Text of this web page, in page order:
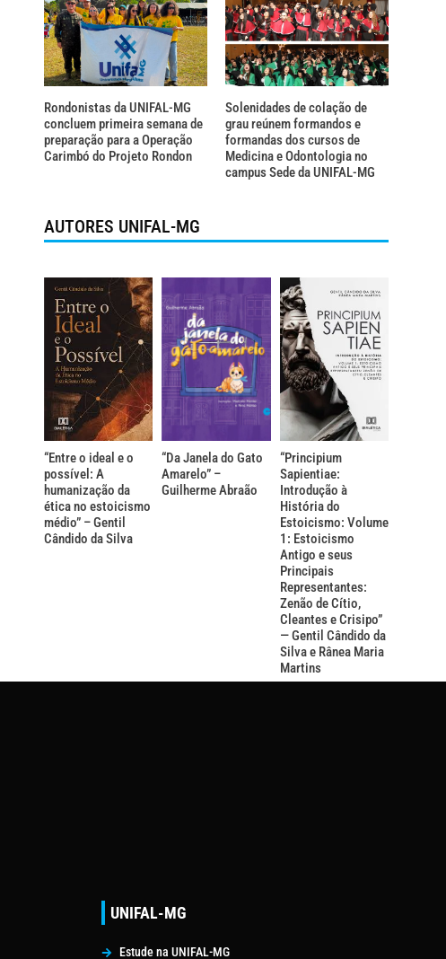
Rondonistas da UNIFAL-MG
concluem primeira semana de
preparação para a Operação
Carimbó do Projeto Rondon
Solenidades de colação de
grau reúnem formandos e
formandas dos cursos de
Medicina e Odontologia no
campus Sede da UNIFAL-MG
AUTORES UNIFAL-MG
“Entre o ideal e o
possível: A
humanização da
ética no estoicismo
médio” – Gentil
Cândido da Silva
“Da Janela do Gato
Amarelo” –
Guilherme Abraão
“Principium
Sapientiae:
Introdução à
História do
Estoicismo: Volume
1: Estoicismo
Antigo e seus
Principais
Representantes:
Zenão de Cítio,
Cleantes e Crisipo”
— Gentil Cândido da
Silva e Rânea Maria
Martins
UNIFAL-MG
Estude na UNIFAL-MG